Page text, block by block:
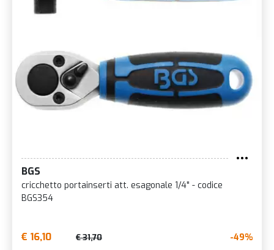
BGS
cricchetto portainserti att. esagonale 1/4" - codice
BGS354
€ 16,10 € 31,70 -49%